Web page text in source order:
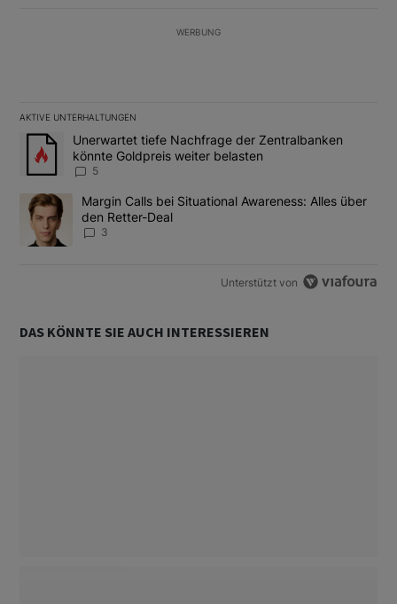
WERBUNG
AKTIVE UNTERHALTUNGEN
Das Folgende ist eine Liste der am meisten kommentierten
Ein Trendartikel mit dem Titel "Unerwartet tiefe Nachfrage der
Unerwartet tiefe Nachfrage der Zentralbanken
könnte Goldpreis weiter belasten
5
Ein Trendartikel mit dem Titel "Margin Calls bei Situational
Margin Calls bei Situational Awareness: Alles über
den Retter-Deal
3
Unterstützt von
DAS KÖNNTE SIE AUCH INTERESSIEREN